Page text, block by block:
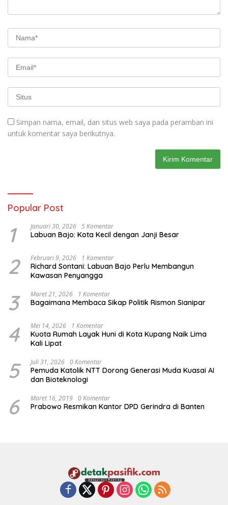
Simpan nama, email, dan situs web saya pada peramban ini
untuk komentar saya berikutnya.
Popular Post
1 Januari 30, 2026 5 Komentar
Labuan Bajo: Kota Kecil dengan Janji Besar
2 Februari 9, 2026 1 Komentar
Richard Sontani: Labuan Bajo Perlu Membangun
Kawasan Penyangga
3 Maret 21, 2026 1 Komentar
Bagaimana Membaca Sikap Politik Rismon Sianipar
4 Mei 14, 2026 1 Komentar
Kuota Rumah Layak Huni di Kota Kupang Naik Lima
Kali Lipat
5 Juli 31, 2026 0 Komentar
Pemuda Katolik NTT Dorong Generasi Muda Kuasai AI
dan Bioteknologi
6 Maret 16, 2019 0 Komentar
Prabowo Resmikan Kantor DPD Gerindra di Banten